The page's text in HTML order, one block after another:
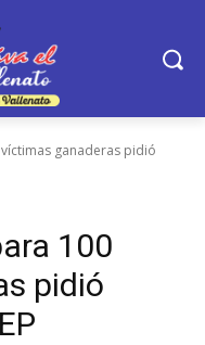
ganaderas pidió
100
pidió